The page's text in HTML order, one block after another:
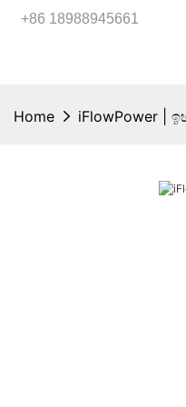
+86 18988945661
Home iFlowPower |